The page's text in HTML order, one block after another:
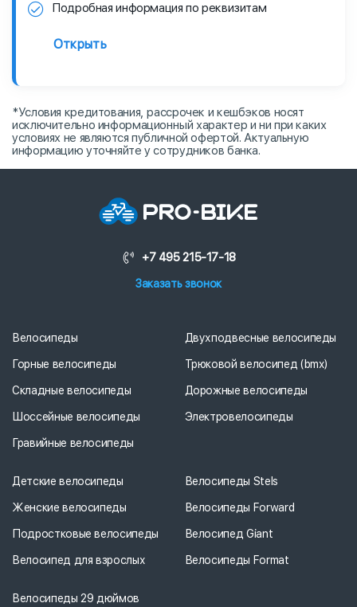
Подробная информация по реквизитам
Открыть
*Условия кредитования, рассрочек и кешбэков носят
исключительно информационный характер и ни при каких
условиях не являются публичной офертой. Актуальную
информацию уточняйте у сотрудников банка.
+7 495 215-17-18
Заказать звонок
Велосипеды
Горные велосипеды
Складные велосипеды
Шоссейные велосипеды
Гравийные велосипеды
Двухподвесные велосипеды
Трюковой велосипед (bmx)
Дорожные велосипеды
Электровелосипеды
Детские велосипеды
Женские велосипеды
Подростковые велосипеды
Велосипед для взрослых
Велосипеды Stels
Велосипеды Forward
Велосипед Giant
Велосипеды Format
Велосипеды 29 дюймов